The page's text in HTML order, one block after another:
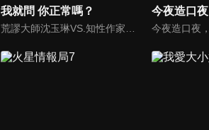
我就問 你正常嗎？ 今夜造口夜